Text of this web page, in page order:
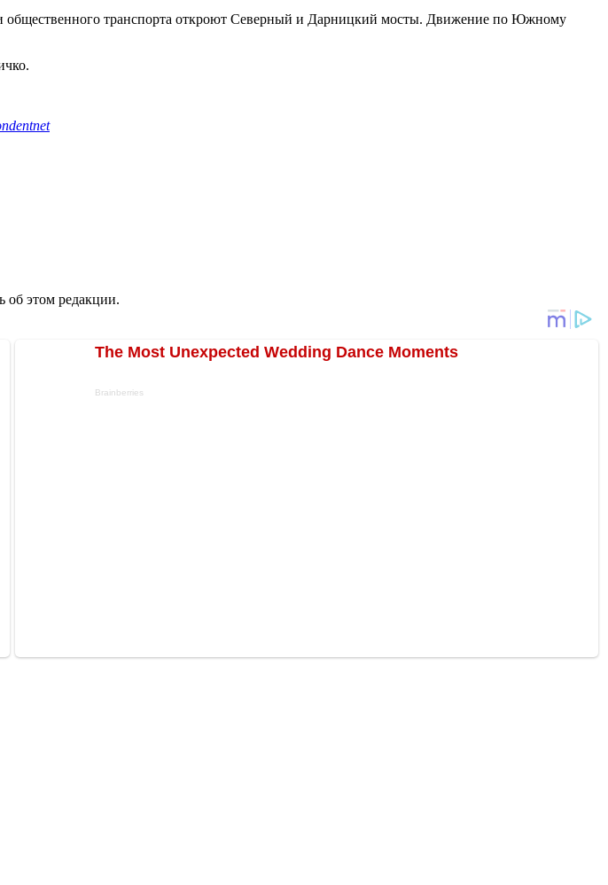
и общественного транспорта откроют Северный и Дарницкий мосты. Движение по Южному
об этом редакции.